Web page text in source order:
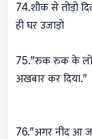
74.शौक से तोड़ो
ही घर उजाड़ो
75.”रुक रुक के
अखबार कर दिया.”
76.”अगर नींद आ